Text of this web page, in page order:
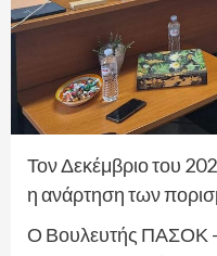
Τον Δεκέμβριο του
η ανάρτηση των
Ο Βουλευτής ΠΑΣΟΚ